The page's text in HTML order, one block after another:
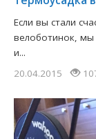
Если вы стали
велоботинок, мы
и...
20.04.2015